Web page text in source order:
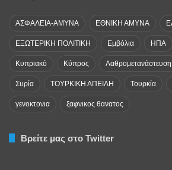
ΑΣΦΑΛΕΙΑ-ΑΜΥΝΑ ΕΘΝΙΚΗ ΑΜΥΝΑ
ΕΞΩΤΕΡΙΚΗ ΠΟΛΙΤΙΚΗ Εμβόλια ΗΠΑ
Κυπριακό Κύπρος Λαθρομετανάστευση
Συρία ΤΟΥΡΚΙΚΗ ΑΠΕΙΛΗ Τουρκία
γενοκτονια ξαφνικος θανατος
Βρείτε μας στο Twitter